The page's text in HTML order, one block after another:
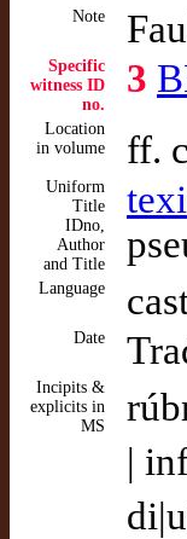
Note
Specific
witness ID
no.
3
Location
in volume
ff.
Uniform
Title
IDno,
Author
and Title
Language
Date
Incipits &
explicits in
MS
|